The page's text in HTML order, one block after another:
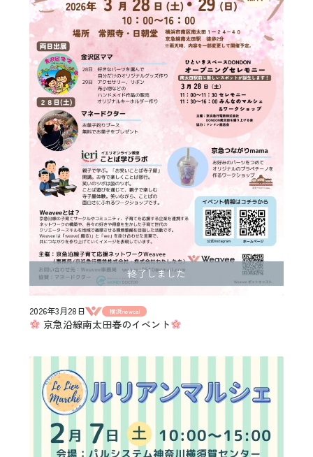
終了しました
2026年3月28日 横浜newcal
京急沿線南太田春のイベント